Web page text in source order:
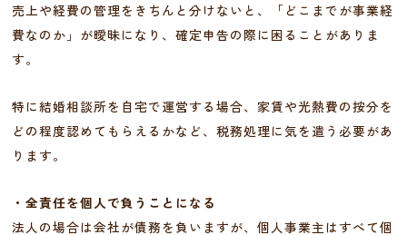
売上や経費の管理をきちんと分けないと、「どこまでが事業経
費なのか」が曖昧になり、確定申告の際に困ることがありま
す。
特に結婚相談所を自宅で運営する場合、家賃や光熱費の按分を
どの程度認めてもらえるかなど、税務処理に気を遣う必要があ
ります。
・全責任を個人で負うことになる
法人の場合は会社が債務を負いますが、個人事業主はすべて個